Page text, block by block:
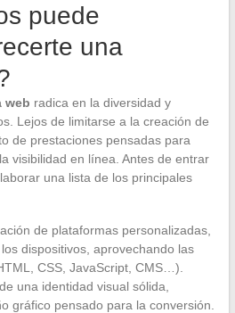
puede
una
web radica en la diversidad y
Lejos de limitarse a la creación de
de prestaciones pensadas para
visibilidad en línea. Antes de entrar
una lista de los principales
de plataformas personalizadas,
dispositivos, aprovechando las
CSS, JavaScript, CMS…).
una identidad visual sólida,
gráfico pensado para la conversión.